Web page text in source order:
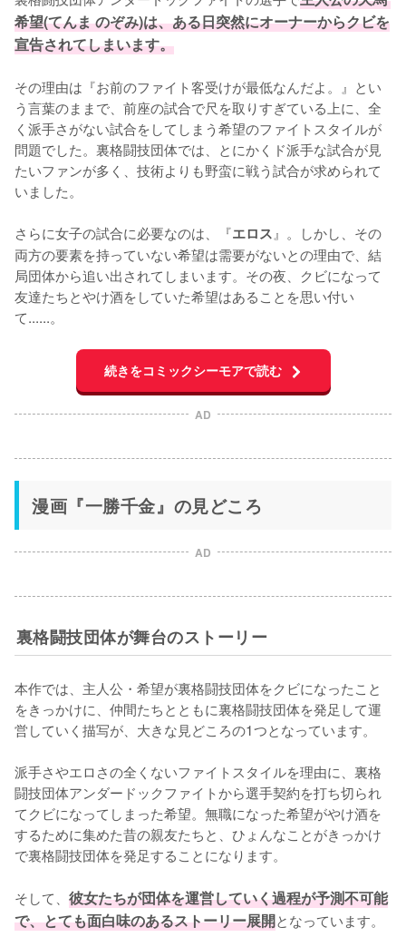
希望(てんま のぞみ)は、ある日突然にオーナーからクビを
宣告されてしまいます。
その理由は『お前のファイト客受けが最低なんだよ。』とい
う言葉のままで、前座の試合で尺を取りすぎている上に、全
く派手さがない試合をしてしまう希望のファイトスタイルが
問題でした。裏格闘技団体では、とにかくド派手な試合が見
たいファンが多く、技術よりも野蛮に戦う試合が求められて
いました。
さらに女子の試合に必要なのは、『エロス』。しかし、その
両方の要素を持っていない希望は需要がないとの理由で、結
局団体から追い出されてしまいます。その夜、クビになって
友達たちとやけ酒をしていた希望はあることを思い付い
て......。
続きをコミックシーモアで読む
AD
漫画『一勝千金』の見どころ
AD
裏格闘技団体が舞台のストーリー
本作では、主人公・希望が裏格闘技団体をクビになったこと
をきっかけに、仲間たちとともに裏格闘技団体を発足して運
営していく描写が、大きな見どころの1つとなっています。
派手さやエロさの全くないファイトスタイルを理由に、裏格
闘技団体アンダードックファイトから選手契約を打ち切られ
てクビになってしまった希望。無職になった希望がやけ酒を
するために集めた昔の親友たちと、ひょんなことがきっかけ
で裏格闘技団体を発足することになります。
そして、 彼女たちが団体を運営していく過程が予測不可能
で、とても面白味のあるストーリー展開となっています。